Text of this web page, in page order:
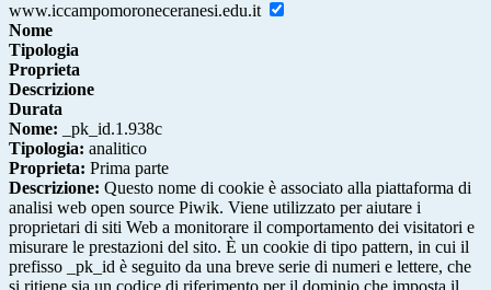
www.iccampomoroneceranesi.edu.it
Nome
Tipologia
Proprieta
Descrizione
Durata
Nome: _pk_id.1.938c
Tipologia: analitico
Proprieta: Prima parte
Descrizione: Questo nome di cookie è associato alla piattaforma di
analisi web open source Piwik. Viene utilizzato per aiutare i
proprietari di siti Web a monitorare il comportamento dei visitatori e
misurare le prestazioni del sito. È un cookie di tipo pattern, in cui il
prefisso _pk_id è seguito da una breve serie di numeri e lettere, che